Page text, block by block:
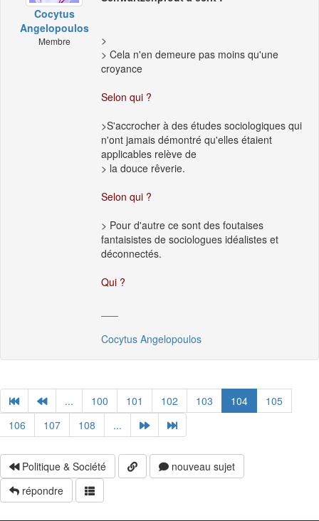
Cocytus
Angelopoulos
Membre
>
> Cela n'en demeure pas moins qu'une
croyance
Selon qui ?
>S'accrocher à des études sociologiques qui
n'ont jamais démontré qu'elles étaient
applicables relève de
> la douce rêverie.
Selon qui ?
> Pour d'autre ce sont des foutaises
fantaisistes de sociologues idéalistes et
déconnectés.
Qui ?
Cocytus Angelopoulos
... 100 101 102 103 104
105
106
107 108 ...
Politique & Société
nouveau sujet
répondre